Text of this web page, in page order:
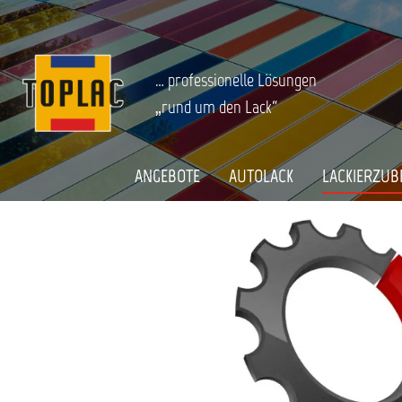
Zur Hauptnavigation springen
… professionelle Lösungen
„rund um den Lack“
ANGEBOTE AUTOLACK
Startseite LACKIERZUBEHÖR Lackverarbeitung Sata Lackiertechnik
SATA 30 ML GLASBECHER, KPL. MIT
Bildergalerie überspringen